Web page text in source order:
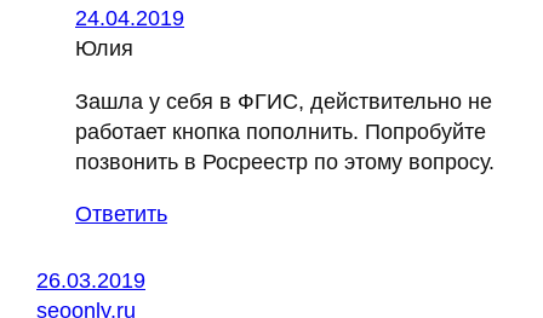
24.04.2019
Юлия
Зашла у себя в ФГИС, действительно не
работает кнопка пополнить. Попробуйте
позвонить в Росреестр по этому вопросу.
Ответить
26.03.2019
seoonly.ru